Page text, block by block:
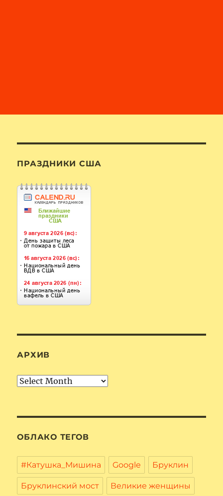
ПРАЗДНИКИ США
АРХИВ
Архив
ОБЛАКО ТЕГОВ
#Катушка_Мишина Google Бруклин
Бруклинский мост Великие женщины